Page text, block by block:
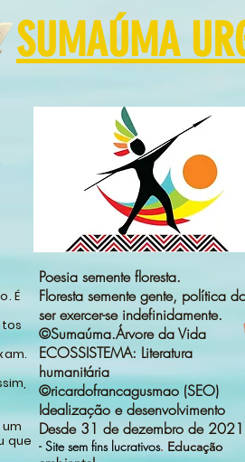
SUMAÚMA
Poesia semente floresta.
Floresta semente gente, política
ser exercer-se indefinidamente.
©Sumaúma.Árvore da Vida
ECOSSISTEMA: Literatura
humanitária
©ricardofrancagusmao (SEO)
Idealização e desenvolvimento
Desde 31 de dezembro de 2021
- Site sem fins lucrativos. Educação
É
que